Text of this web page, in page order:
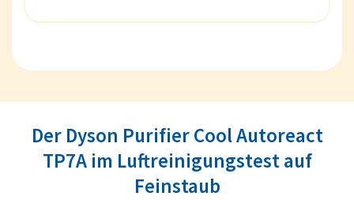
Der Dyson Purifier Cool Autoreact
TP7A im Luftreinigungstest auf
Feinstaub